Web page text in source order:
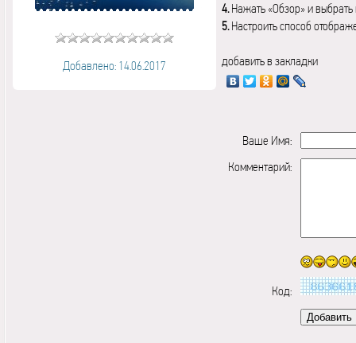
Добавлено: 14.06.2017
4.Нажать «Обзор» и выбрать
5.Настроить способ
добавить в закладки
Ваше Имя:
Комментарий:
Код: